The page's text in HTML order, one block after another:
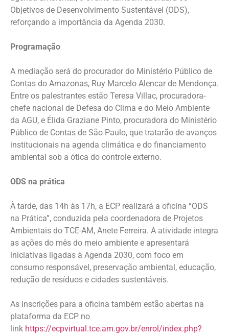
Objetivos de Desenvolvimento Sustentável (ODS),
reforçando a importância da Agenda 2030.
Programação
A mediação será do procurador do Ministério Público de
Contas do Amazonas, Ruy Marcelo Alencar de Mendonça.
Entre os palestrantes estão Teresa Villac, procuradora-
chefe nacional de Defesa do Clima e do Meio Ambiente
da AGU, e Élida Graziane Pinto, procuradora do Ministério
Público de Contas de São Paulo, que tratarão de avanços
institucionais na agenda climática e do financiamento
ambiental sob a ótica do controle externo.
ODS na prática
À tarde, das 14h às 17h, a ECP realizará a oficina “ODS
na Prática”, conduzida pela coordenadora de Projetos
Ambientais do TCE-AM, Anete Ferreira. A atividade integra
as ações do mês do meio ambiente e apresentará
iniciativas ligadas à Agenda 2030, com foco em
consumo responsável, preservação ambiental, educação,
redução de resíduos e cidades sustentáveis.
As inscrições para a oficina também estão abertas na
plataforma da ECP no
link https://ecpvirtual.tce.am.gov.br/enrol/index.php?